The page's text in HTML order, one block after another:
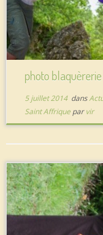
photo
5 juillet 2014dans
Saint Affrique parvir